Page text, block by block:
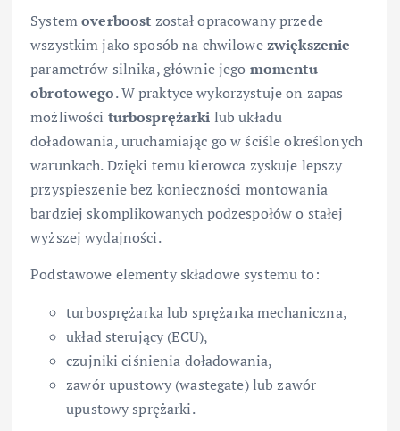
Systemoverboost został opracowany przede
wszystkim jako sposób na chwilowezwiększenie
parametrów silnika, głównie jego momentu
obrotowego. W praktyce wykorzystuje on zapas
możliwości turbosprężarki lub układu
doładowania, uruchamiając go w ściśle określonych
warunkach. Dzięki temu kierowca zyskuje lepszy
przyspieszenie bez konieczności montowania
bardziej skomplikowanych podzespołów o stałej
wyższej wydajności.
Podstawowe elementy składowe systemu to:
turbosprężarka lub sprężarka mechaniczna,
układ sterujący (ECU),
czujniki ciśnienia doładowania,
zawór upustowy (wastegate) lub zawór
upustowy sprężarki.